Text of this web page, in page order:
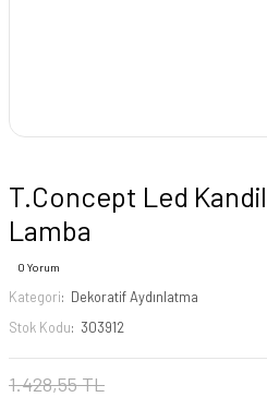
T.Concept Led
Lamba
0 Yorum
Kategori
Dekoratif Aydınlatma
Stok Kodu
303912
1.428,55 TL